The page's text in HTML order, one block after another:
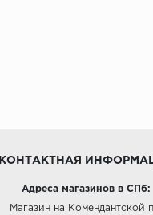
КОНТАКТНАЯ
Адреса магазинов в СПб:
Магазин на Комендантской